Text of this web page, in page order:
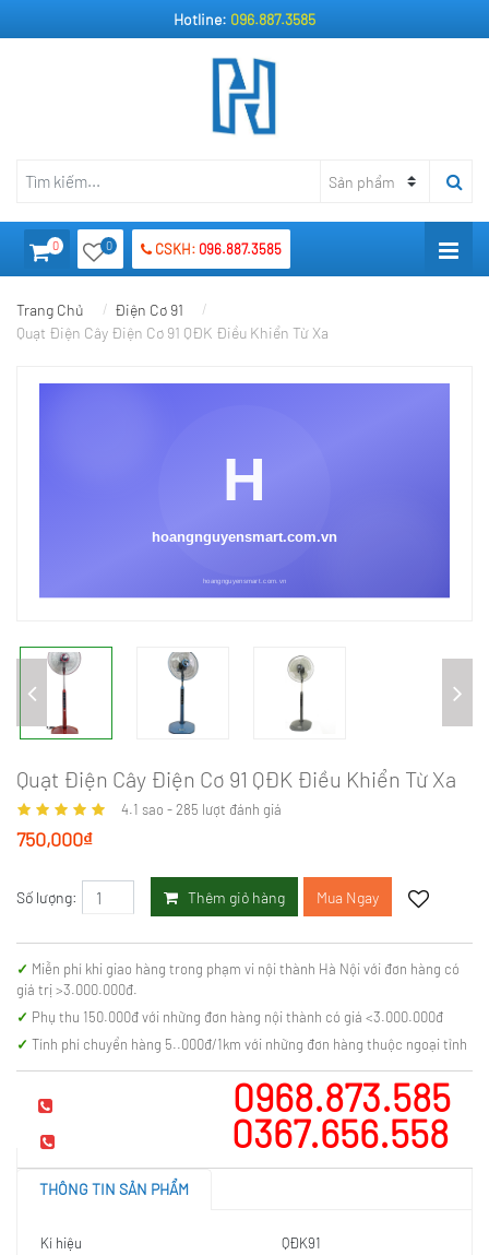
Hotline: 096.887.3585
0 0 CSKH: 096.887.3585
Trang Chủ
Điện Cơ 91
Quạt Điện Cây Điện Cơ 91 QĐK Điều Khiển Từ Xa
Quạt Điện Cây Điện Cơ 91 QĐK Điều Khiển Từ Xa
4.1 sao -285 lượt đánh giá
750,000₫
Số lượng: Thêm giỏ hàng Mua Ngay
Miễn phí khi giao hàng trong phạm vi nội thành Hà Nội với đơn hàng có
giá trị >3.000.000đ.
Phụ thu 150.000đ với những đơn hàng nội thành có giá <3.000.000đ
Tính phí chuyển hàng 5..000đ/1km với những đơn hàng thuộc ngoại tỉnh
0968.873.585
0367.656.558
THÔNG TIN SẢN PHẨM
Kí hiệu
QĐK91